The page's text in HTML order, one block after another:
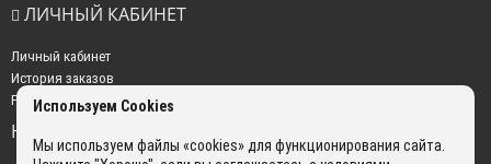
ЛИЧНЫЙ КАБИНЕТ
Личный кабинет
История заказов
Рассылка новостей
НАШИ КОНТАКТЫ
Используем Cookies
Мы используем файлы «cookies» для функционирования сайта.